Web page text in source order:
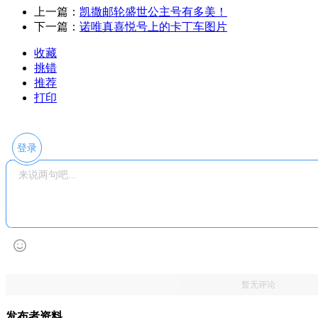
上一篇： 凯撒邮轮盛世公主号有多美！
下一篇： 诺唯真喜悦号上的卡丁车图片
收藏
挑错
推荐
打印
登录
暂无评论